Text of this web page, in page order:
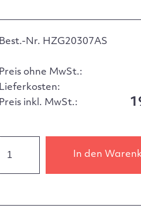
Best.-Nr. HZG20307AS
Preis ohne MwSt.:
Lieferkosten:
Preis inkl. MwSt.:
In den